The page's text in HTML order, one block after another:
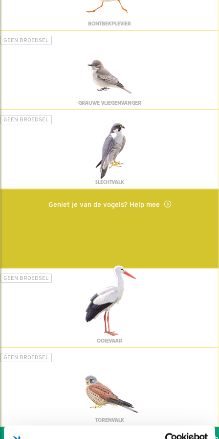
BONTBEKPLEVIER
GEEN BROEDSEL
GRAUWE VLIEGENVANGER
GEEN BROEDSEL
SLECHTVALK
Geniet je van de vogels? Help mee
GEEN BROEDSEL
OOIEVAAR
GEEN BROEDSEL
TORENVALK